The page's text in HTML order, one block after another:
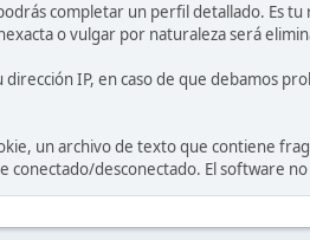
completar un perfil detallado. Es
o vulgar por naturaleza será
IP, en caso de que debamos
un archivo de texto que contiene
conectado/desconectado. El software